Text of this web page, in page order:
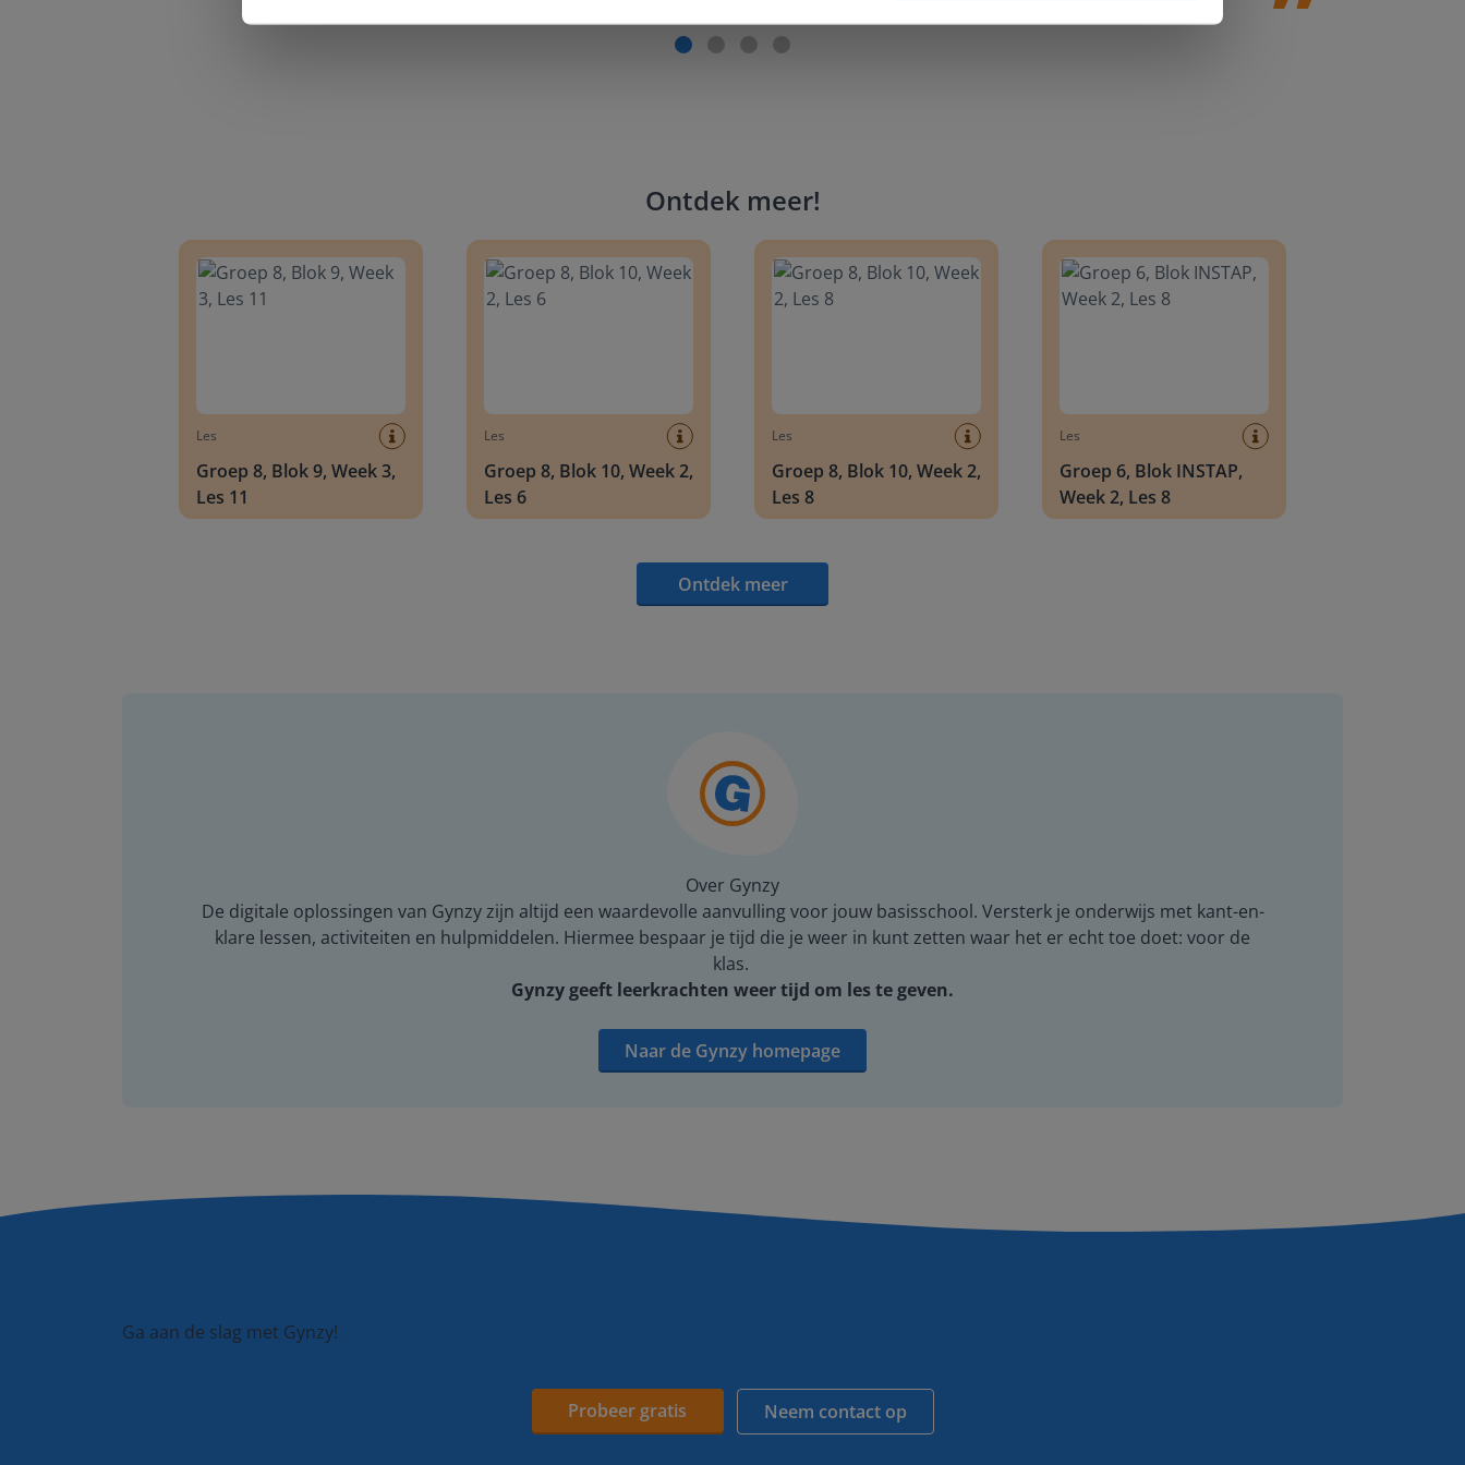
Ontdek meer!
Les
Groep 8, Blok 9, Week 3,
Les 11
Les
Groep 8, Blok 10, Week 2,
Les 6
Les
Groep 8, Blok 10, Week 2,
Les 8
Les
Groep 6, Blok INSTAP,
Week 2, Les 8
Ontdek meer
Over Gynzy
De digitale oplossingen van Gynzy zijn altijd een waardevolle aanvulling voor jouw basisschool. Versterk je onderwijs met kant-en-
klare lessen, activiteiten en hulpmiddelen. Hiermee bespaar je tijd die je weer in kunt zetten waar het er echt toe doet: voor de
klas.
Gynzy geeft leerkrachten weer tijd om les te geven.
Naar de Gynzy homepage
Ga aan de slag met Gynzy!
Probeer gratis Neem contact op